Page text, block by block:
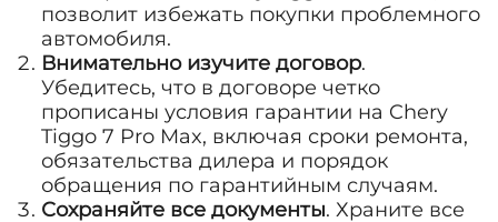
позволит избежать покупки проблемного
автомобиля.
Внимательно изучите договор.
Убедитесь, что в договоре четко
прописаны условия гарантии на Chery
Tiggo 7 Pro Max, включая сроки ремонта,
обязательства дилера и порядок
обращения по гарантийным случаям.
Сохраняйте все документы. Храните все